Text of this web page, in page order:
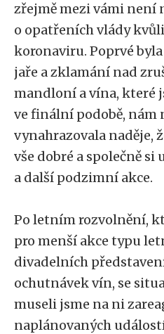
zřejmě mezi vámi není
o opatřeních vlády
koronaviru. Poprvé
jaře a zklamání nad
mandloní a vína, které
ve finální podobě,
vynahrazovala naděje,
vše dobré a společně si
a další podzimní akce.
Po letním rozvolnění,
pro menší akce typu
divadelních
ochutnávek vín, se
museli jsme na ni
naplánovaných